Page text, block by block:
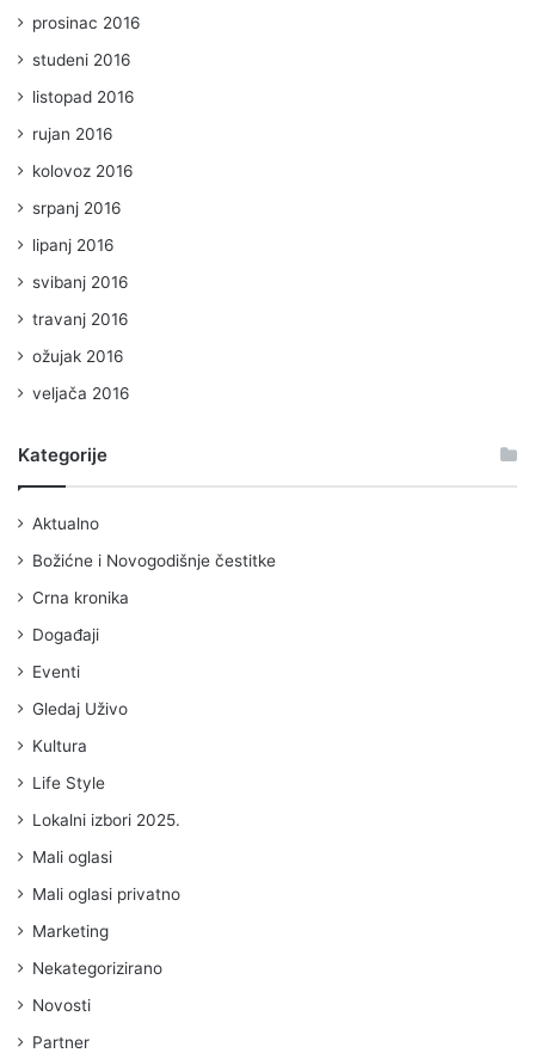
prosinac 2016
studeni 2016
listopad 2016
rujan 2016
kolovoz 2016
srpanj 2016
lipanj 2016
svibanj 2016
travanj 2016
ožujak 2016
veljača 2016
Kategorije
Aktualno
Božićne i Novogodišnje čestitke
Crna kronika
Događaji
Eventi
Gledaj Uživo
Kultura
Life Style
Lokalni izbori 2025.
Mali oglasi
Mali oglasi privatno
Marketing
Nekategorizirano
Novosti
Partner